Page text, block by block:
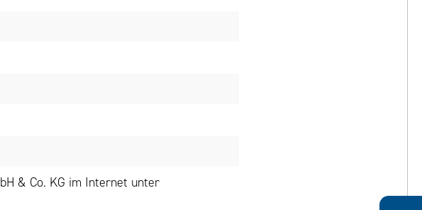
& Co. KG im Internet unter